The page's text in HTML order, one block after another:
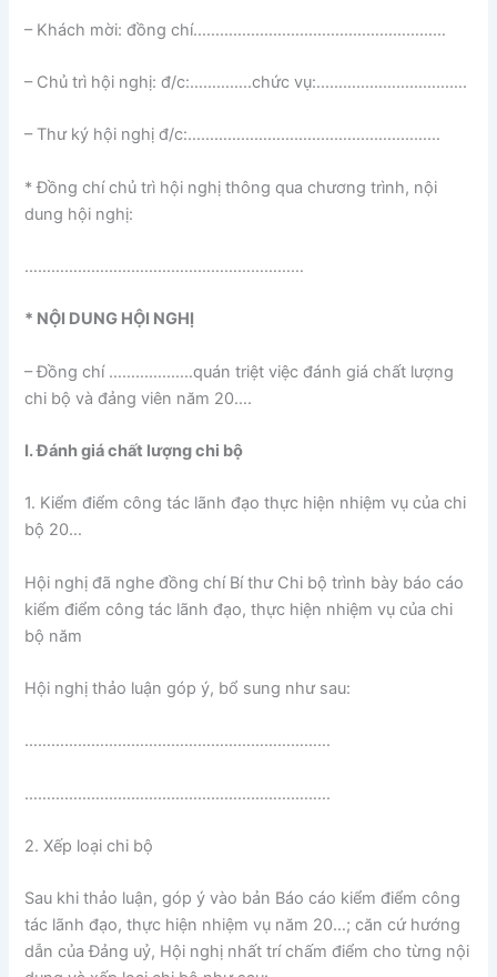
– Khách mời: đồng chí…………………………………………………
– Chủ trì hội nghị: đ/c:…………..chức vụ:…………………………….
– Thư ký hội nghị đ/c:…………………………………………………
* Đồng chí chủ trì hội nghị thông qua chương trình, nội
dung hội nghị:
………………………………………………………
* NỘI DUNG HỘI NGHỊ
– Đồng chí ………….……quán triệt việc đánh giá chất lượng
chi bộ và đảng viên năm 20….
I. Đánh giá chất lượng chi bộ
1. Kiểm điểm công tác lãnh đạo thực hiện nhiệm vụ của chi
bộ 20…
Hội nghị đã nghe đồng chí Bí thư Chi bộ trình bày báo cáo
kiểm điểm công tác lãnh đạo, thực hiện nhiệm vụ của chi
bộ năm
Hội nghị thảo luận góp ý, bổ sung như sau:
……………………………………………………………
……………………………………………………………
2. Xếp loại chi bộ
Sau khi thảo luận, góp ý vào bản Báo cáo kiểm điểm công
tác lãnh đạo, thực hiện nhiệm vụ năm 20…; căn cứ hướng
dẫn của Đảng uỷ, Hội nghị nhất trí chấm điểm cho từng nội